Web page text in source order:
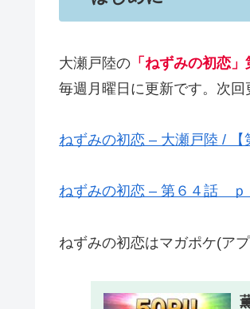
大瀬戸陸の 「ねずみの初恋
毎週月曜日に更新です。次回
ねずみの初恋 – 大瀬戸陸 /
ねずみの初恋 – 第６４話 ｐ
ねずみの初恋はマガポケ(ア